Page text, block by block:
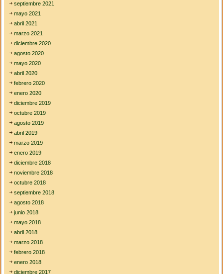
septiembre 2021
mayo 2021
abril 2021
marzo 2021
diciembre 2020
agosto 2020
mayo 2020
abril 2020
febrero 2020
enero 2020
diciembre 2019
octubre 2019
agosto 2019
abril 2019
marzo 2019
enero 2019
diciembre 2018
noviembre 2018
octubre 2018
septiembre 2018
agosto 2018
junio 2018
mayo 2018
abril 2018
marzo 2018
febrero 2018
enero 2018
diciembre 2017